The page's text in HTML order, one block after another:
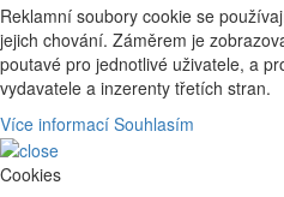
Reklamní soubory cookie se
jejich chování. Záměrem je
poutavé pro jednotlivé uživatele, a
vydavatele a inzerenty třetích stran.
Více informací Souhlasím
Cookies